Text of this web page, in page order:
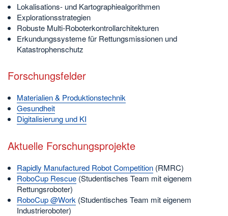
Lokalisations- und Kartographiealgorithmen
Explorationsstrategien
Robuste Multi-Roboterkontrollarchitekturen
Erkundungssysteme für Rettungsmissionen und
Katastrophenschutz
Forschungsfelder
Materialien & Produktionstechnik
Gesundheit
Digitalisierung und KI
Aktuelle Forschungsprojekte
Rapidly Manufactured Robot Competition (RMRC)
RoboCup Rescue (Studentisches Team mit eigenem
Rettungsroboter)
RoboCup @Work (Studentisches Team mit eigenem
Industrieroboter)